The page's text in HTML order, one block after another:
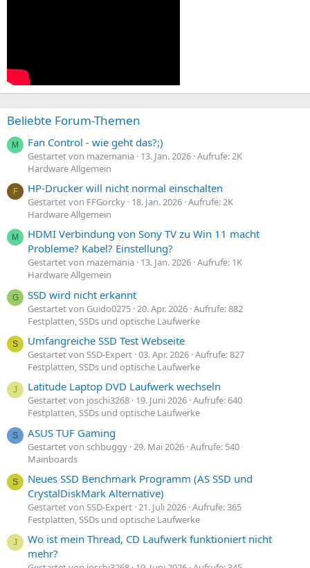
Beliebte Forum-Themen
M Fan Control - wie geht das?;)
Gestartet von mazemania 13. Jan. 2026 Aufrufe: 2K
Hardware Allgemein
F HP-Drucker will nicht normal einschalten
Gestartet von FFGorcky 18. Jan. 2026 Aufrufe: 2K
Hardware Allgemein
M
HDMI Verbindung von Sony TV zu Win 11 macht
Probleme? Kabel? Einstellung?
Gestartet von mazemania 13. Jan. 2026 Aufrufe: 1K
Hardware Allgemein
G SSD wird nicht erkannt
Gestartet von Guido0275 20. Apr. 2026 Aufrufe: 882
Festplatten, SSDs und optische Laufwerke
S Umfangreiche SSD Test Webseite
Gestartet von SSD-Expert 03. Apr. 2026 Aufrufe: 827
Festplatten, SSDs und optische Laufwerke
J Latitude Laptop DVD Laufwerk wechseln
Gestartet von joschi3268 19. Juni 2026 Aufrufe: 640
Festplatten, SSDs und optische Laufwerke
S ASUS TUF Gaming
Gestartet von schbuggy 29. Mai 2026 Aufrufe: 540
Mainboards
S
Neues SSD Benchmark Programm (AS SSD und
CrystalDiskMark Alternative)
Gestartet von SSD-Expert 21. Juli 2026 Aufrufe: 365
Festplatten, SSDs und optische Laufwerke
J
Wo ist mein Thread, CD Laufwerk funktioniert nicht
mehr?